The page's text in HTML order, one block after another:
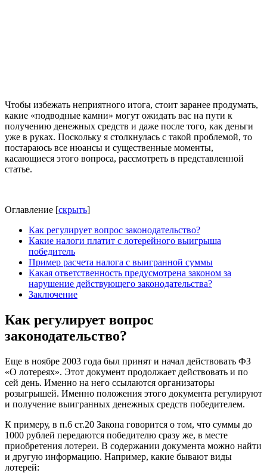
Чтобы избежать неприятного итога, стоит заранее продумать,
какие «подводные камни» могут ожидать вас на пути к
получению денежных средств и даже после того, как деньги
уже в руках. Поскольку я столкнулась с такой проблемой, то
постараюсь все нюансы и существенные моменты,
касающиеся этого вопроса, рассмотреть в представленной
статье.
Оглавление [скрыть]
Как регулирует вопрос законодательство?
Какие налоги платит с лотерейного выигрыша
победитель
Пример расчета налога с выигранной суммы
Какая ответственность предусмотрена законом за
нарушение действующего законодательства?
Заключение
Как регулирует вопрос
законодательство?
Еще в ноябре 2003 года был принят и начал действовать ФЗ
«О лотереях». Этот документ продолжает действовать и по
сей день. Именно на него ссылаются организаторы
розыгрышей. Именно положения этого документа регулируют
и получение выигранных денежных средств победителем.
К примеру, в п.6 ст.20 Закона говорится о том, что суммы до
1000 рублей передаются победителю сразу же, в месте
приобретения лотереи. В содержании документа можно найти
и другую информацию. Например, какие бывают виды
лотерей: